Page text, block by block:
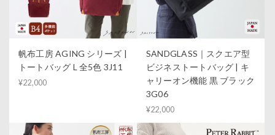
帆布工房 AGING シリーズ |
トートバッグ L 全5色 3J11
¥22,000
SANDGLASS｜スクエア型
ビジネストートバッグ | キ
ャリーオン機能 黒 ブラック
3G06
¥22,000